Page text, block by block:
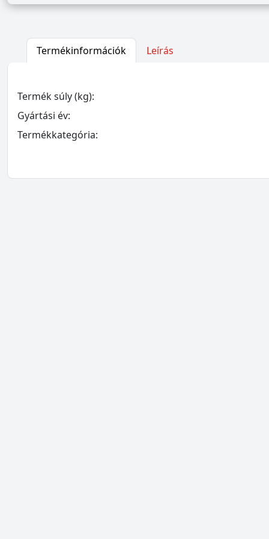
Termékinformációk Leírás
Termék súly (kg):
Gyártási év:
Termékkategória: